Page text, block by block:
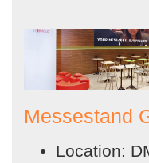
Messestand
Location: